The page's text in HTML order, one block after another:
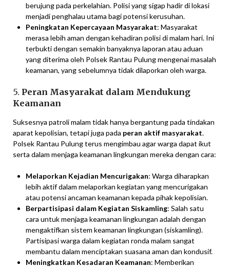
berujung pada perkelahian. Polisi yang sigap hadir di lokasi
menjadi penghalau utama bagi potensi kerusuhan.
Peningkatan Kepercayaan Masyarakat: Masyarakat
merasa lebih aman dengan kehadiran polisi di malam hari. Ini
terbukti dengan semakin banyaknya laporan atau aduan
yang diterima oleh Polsek Rantau Pulung mengenai masalah
keamanan, yang sebelumnya tidak dilaporkan oleh warga.
5. Peran Masyarakat dalam Mendukung
Keamanan
Suksesnya patroli malam tidak hanya bergantung pada tindakan
aparat kepolisian, tetapi juga pada peran aktif masyarakat.
Polsek Rantau Pulung terus mengimbau agar warga dapat ikut
serta dalam menjaga keamanan lingkungan mereka dengan cara:
Melaporkan Kejadian Mencurigakan: Warga diharapkan
lebih aktif dalam melaporkan kegiatan yang mencurigakan
atau potensi ancaman keamanan kepada pihak kepolisian.
Berpartisipasi dalam Kegiatan Siskamling: Salah satu
cara untuk menjaga keamanan lingkungan adalah dengan
mengaktifkan sistem keamanan lingkungan (siskamling).
Partisipasi warga dalam kegiatan ronda malam sangat
membantu dalam menciptakan suasana aman dan kondusif.
Meningkatkan Kesadaran Keamanan: Memberikan